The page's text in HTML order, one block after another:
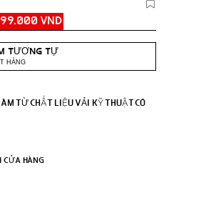
VND
TƯƠNG TỰ
HÀNG
TỪ CHẤT LIỆU VẢI KỸ THUẬT CÓ
DÂY LƯNG KHÓA ĐÔI CÙNG MÀU.
MAY.
CỬA HÀNG